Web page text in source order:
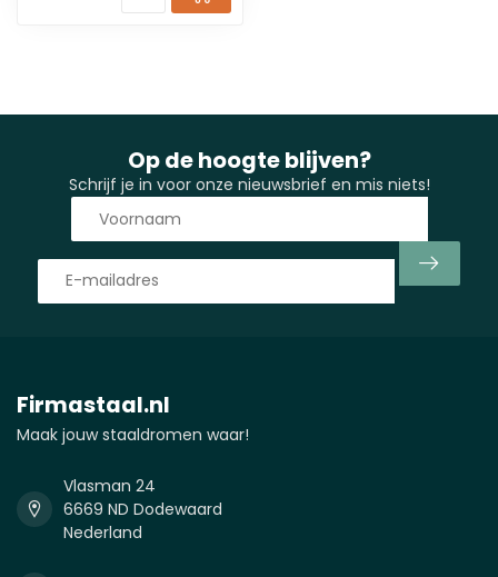
Op de hoogte blijven?
Schrijf je in voor onze nieuwsbrief en mis niets!
Firmastaal.nl
Maak jouw staaldromen waar!
Vlasman 24
6669 ND Dodewaard
Nederland